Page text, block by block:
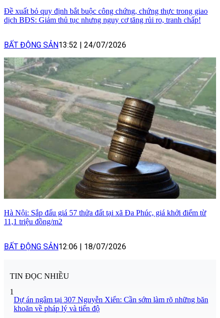
Đề xuất bỏ quy định bắt buộc công chứng, chứng thực trong giao
dịch BĐS: Giảm thủ tục nhưng nguy cơ tăng rủi ro, tranh chấp!
BẤT ĐỘNG SẢN13:52 | 24/07/2026
Hà Nội: Sắp đấu giá 57 thửa đất tại xã Đa Phúc, giá khởi điểm từ
11,1 triệu đồng/m2
BẤT ĐỘNG SẢN12:06 | 18/07/2026
TIN ĐỌC NHIỀU
1
Dự án ngâm tại 307 Nguyễn Xiển: Cần sớm làm rõ những băn
khoăn về pháp lý và tiến độ